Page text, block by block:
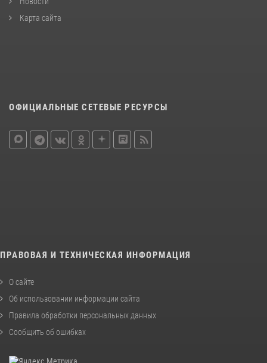
Карта сайта
ОФИЦИАЛЬНЫЕ СЕТЕВЫЕ РЕСУРСЫ
ПРАВОВАЯ И ТЕХНИЧЕСКАЯ ИНФОРМАЦИЯ
О сайте
Об использовании информации сайта
Правила обработки персональных данных
Сообщить об ошибках